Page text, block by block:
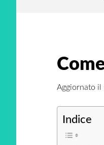
Aggiornato il
Indice